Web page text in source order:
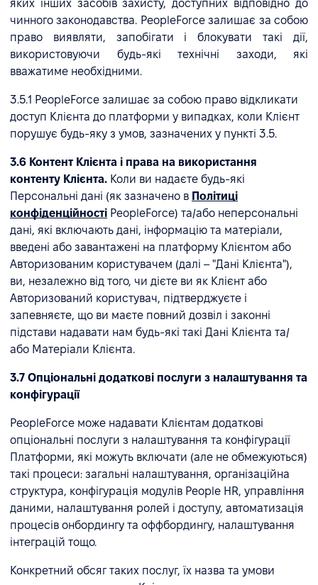
яких інших засобів захисту, доступних відповідно до
чинного законодавства. PeopleForce залишає за собою
право виявляти, запобігати і блокувати такі дії,
використовуючи будь-які технічні заходи, які
вважатиме необхідними.
3.5.1 PeopleForce залишає за собою право відкликати
доступ Клієнта до платформи у випадках, коли Клієнт
порушує будь-яку з умов, зазначених у пункті 3.5.
3.6 Контент Клієнта і права на використання
контенту Клієнта. Коли ви надаєте будь-які
Персональні дані (як зазначено в Політиці
конфіденційності PeopleForce) та/або неперсональні
дані, які включають дані, інформацію та матеріали,
введені або завантажені на платформу Клієнтом або
Авторизованим користувачем (далі – "Дані Клієнта"),
ви, незалежно від того, чи дієте ви як Клієнт або
Авторизований користувач, підтверджуєте і
запевняєте, що ви маєте повний дозвіл і законні
підстави надавати нам будь-які такі Дані Клієнта та/
або Матеріали Клієнта.
3.7 Опціональні додаткові послуги з налаштування та
конфігурації
PeopleForce може надавати Клієнтам додаткові
опціональні послуги з налаштування та конфігурації
Платформи, які можуть включати (але не обмежуються)
такі процеси: загальні налаштування, організаційна
структура, конфігурація модулів People HR, управління
даними, налаштування ролей і доступу, автоматизація
процесів онбордингу та оффбордингу, налаштування
інтеграцій тощо.
Конкретний обсяг таких послуг, їх назва та умови